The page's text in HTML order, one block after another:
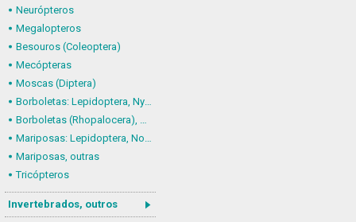
Neurópteros
Megalopteros
Besouros (Coleoptera)
Mecópteras
Moscas (Diptera)
Borboletas: Lepidoptera, Nymphalidae
Borboletas (Rhopalocera), outras
Mariposas: Lepidoptera, Noctuoidea
Mariposas, outras
Tricópteros
Invertebrados, outros